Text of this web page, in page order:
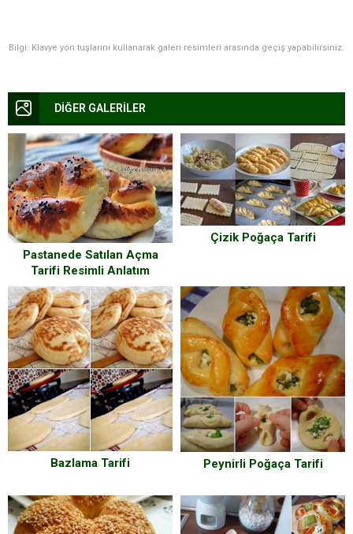
Bilgi: Klavye yön tuşlarını kullanarak galeri resimleri arasında geçiş yapabilirsiniz.
DİĞER GALERİLER
Pastanede Satılan Açma
Tarifi Resimli Anlatım
Çizik Poğaça Tarifi
Bazlama Tarifi Peynirli Poğaça Tarifi